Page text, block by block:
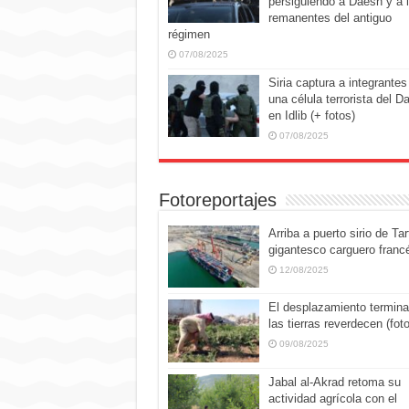
remanentes del antiguo
régimen
07/08/2025
Siria captura a integrantes
una célula terrorista del
en Idlib (+ fotos)
07/08/2025
Fotoreportajes
Arriba a puerto sirio de
gigantesco carguero
12/08/2025
El desplazamiento
las tierras reverdecen
09/08/2025
Jabal al-Akrad retoma su
actividad agrícola con el